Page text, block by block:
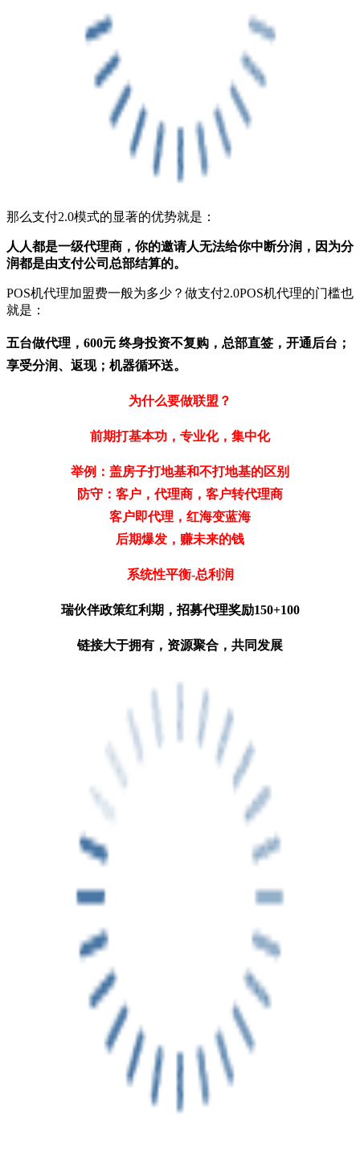
那么支付2.0模式的显著的优势就是：
人人都是一级代理商，你的邀请人无法给你中断分润，因为分
润都是由支付公司总部结算的。
POS机代理加盟费一般为多少？做支付2.0POS机代理的门槛也
就是：
五台做代理，600元 终身投资不复购，总部直签，开通后台；
享受分润、返现； 机器循环送。
为什么要做联盟？
前期打基本功，专业化，集中化
举例：盖房子打地基和不打地基的区别
防守：客户，代理商，客户转代理商
客户即代理，红海变蓝海
后期爆发，赚未来的钱
系统性平衡-总利润
瑞伙伴政策红利期，招募代理奖励150+100
链接大于拥有，资源聚合，共同发展